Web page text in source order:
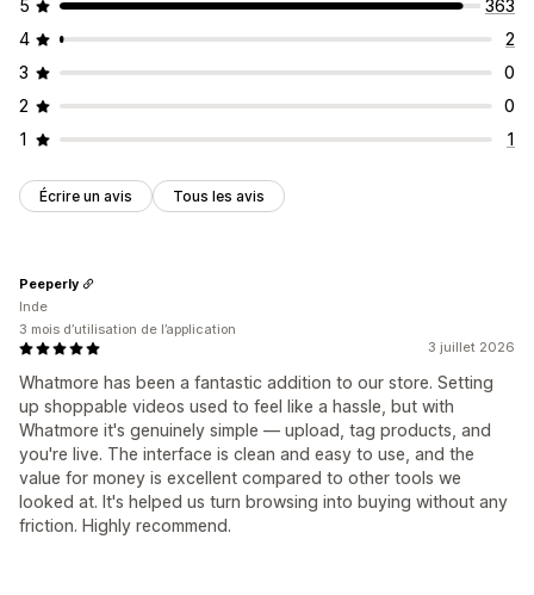
5
363
4
2
3
0
2
0
1
1
Écrire un avis Tous les avis
3 juillet 2026
Whatmore has been a fantastic addition to our store. Setting
up shoppable videos used to feel like a hassle, but with
Whatmore it's genuinely simple — upload, tag products, and
you're live. The interface is clean and easy to use, and the
value for money is excellent compared to other tools we
looked at. It's helped us turn browsing into buying without any
friction. Highly recommend.
Peeperly
Inde
3 mois d’utilisation de l’application